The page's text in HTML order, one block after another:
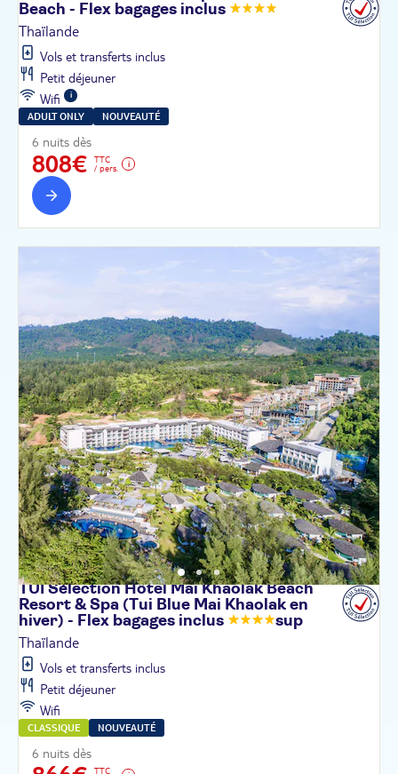
Beach - Flex bagages inclus
Thaïlande
Vols et transferts inclus
Petit déjeuner
Wifi
ADULT ONLY NOUVEAUTÉ
6 nuits dès
808€
TTC
/ pers.
TUI Sélection Hôtel Mai Khaolak Beach
Resort & Spa (Tui Blue Mai Khaolak en
hiver) - Flex bagages inclus sup
Thaïlande
Vols et transferts inclus
Petit déjeuner
Wifi
CLASSIQUE NOUVEAUTÉ
6 nuits dès
TTC